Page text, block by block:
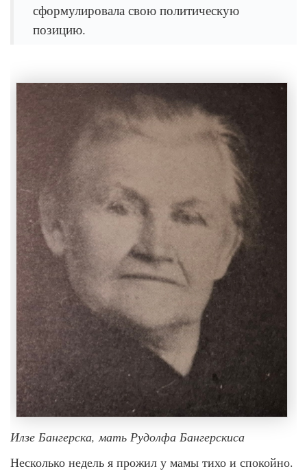
сформулировала свою политическую
позицию.
Илзе Бангерска, мать Рудолфа Бангерскиса
Несколько недель я прожил у мамы тихо и спокойно.